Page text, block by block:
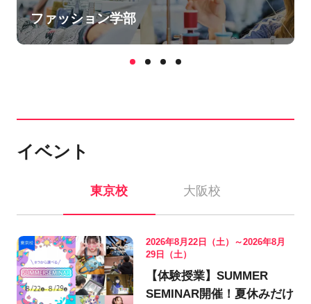
ファッション学部
イベント
東京校 大阪校
2026年8月22日（土）～2026年8月
29日（土）
【体験授業】SUMMER
SEMINAR開催！夏休みだけ